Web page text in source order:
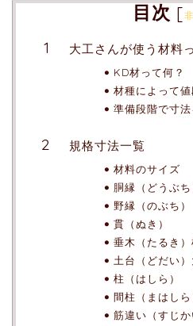
目次 [
大工さんが使う材料
KD材って何？
材種によって値
準備段階で寸
規格寸法一覧
材料のサイズ
胴縁（どうぶち
野縁（のぶち）
貫（ぬき）
垂木（たるき）
土台（どだい）
柱（はしら）
間柱（まはしら
筋違い（すじか